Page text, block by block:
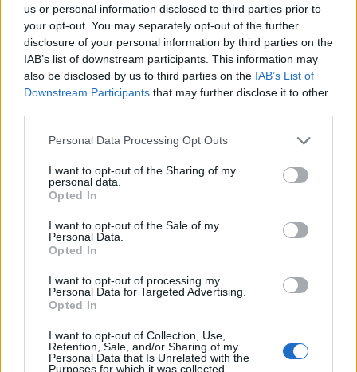
us or personal information disclosed to third parties prior to
your opt-out. You may separately opt-out of the further
disclosure of your personal information by third parties on the
IAB’s list of downstream participants. This information may
also be disclosed by us to third parties on the IAB’s List of
Downstream Participants that may further disclose it to other
Personal Data Processing Opt Outs
I want to opt-out of the Sharing of my
personal data.
Opted In
I want to opt-out of the Sale of my
Personal Data.
Opted In
I want to opt-out of processing my
Personal Data for Targeted Advertising.
Opted In
I want to opt-out of Collection, Use,
Retention, Sale, and/or Sharing of my
Personal Data that Is Unrelated with the
Purposes for which it was collected.
Info
Lähetä uutisvinkki
RSS-ohje
Yhteistyössä
Tyyliniekka
Lifestyle
Matkailu
Viihde
Autot
Digi
Some